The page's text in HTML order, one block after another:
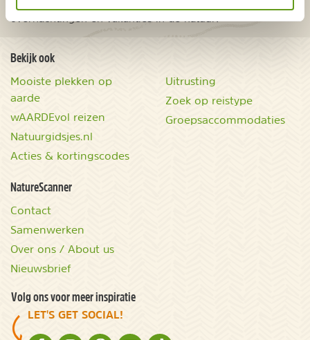
Bekijk ook
Mooiste plekken op
aarde
wAARDEvol reizen
Natuurgidsjes.nl
Acties & kortingscodes
Uitrusting
Zoek op reistype
Groepsaccommodaties
NatureScanner
Contact
Samenwerken
Over ons / About us
Nieuwsbrief
Volg ons voor meer inspiratie
LET'S GET SOCIAL!